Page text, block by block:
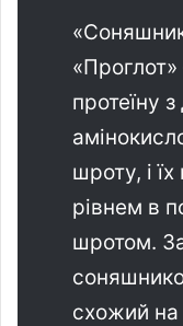
протеїну
шроту, і
рівнем в
шротом.
схожий на